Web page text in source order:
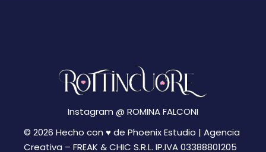
Instagram @ ROMINA FALCONI
© 2026 Hecho con ♥ de Phoenix Estudio | Agencia
Creativa –FREAK & CHIC S.R.L. IP.IVA 03388801205